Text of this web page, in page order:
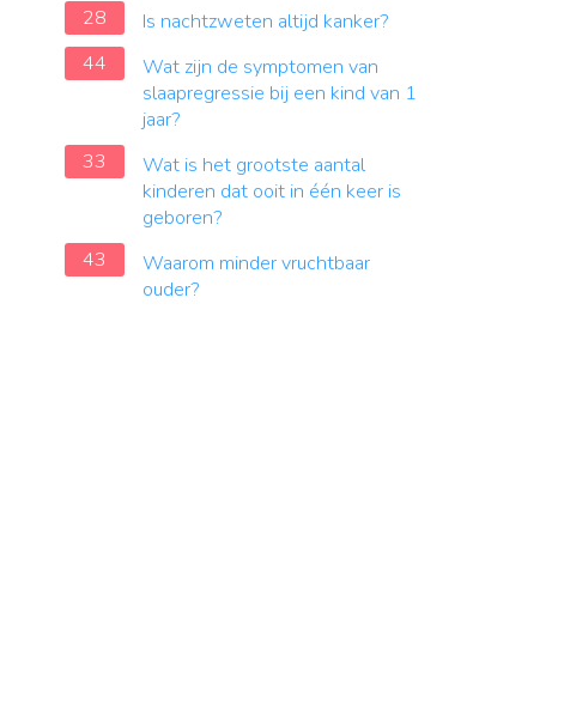
28
Is nachtzweten altijd kanker?
44
Wat zijn de symptomen van
slaapregressie bij een kind van 1
jaar?
33
Wat is het grootste aantal
kinderen dat ooit in één keer is
geboren?
43
Waarom minder vruchtbaar
ouder?